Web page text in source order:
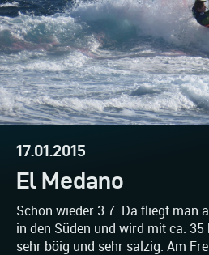
17.01.2015
El Medano
Schon wieder 3.7. Da fliegt man
in den Süden und wird mit ca. 35
sehr böig und sehr salzig. Am